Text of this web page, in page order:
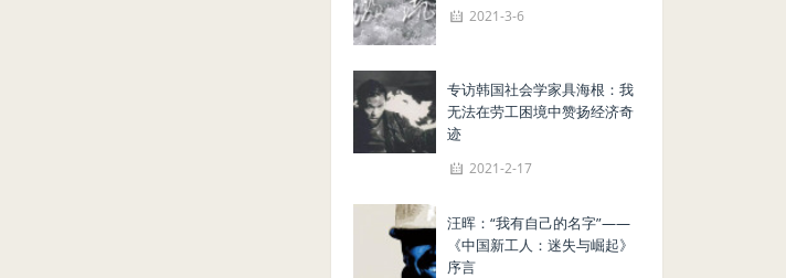
2021-3-6
专访韩国社会学家具海根：我
无法在劳工困境中赞扬经济奇
迹
2021-2-17
汪晖：“我有自己的名字”——
《中国新工人：迷失与崛起》
序言